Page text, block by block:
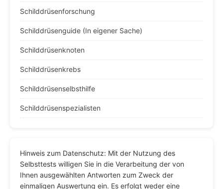
Schilddrüsenforschung
Schilddrüsenguide (In eigener Sache)
Schilddrüsenknoten
Schilddrüsenkrebs
Schilddrüsenselbsthilfe
Schilddrüsenspezialisten
Hinweis zum Datenschutz: Mit der Nutzung des
Selbsttests willigen Sie in die Verarbeitung der von
Ihnen ausgewählten Antworten zum Zweck der
einmaligen Auswertung ein. Es erfolgt weder eine